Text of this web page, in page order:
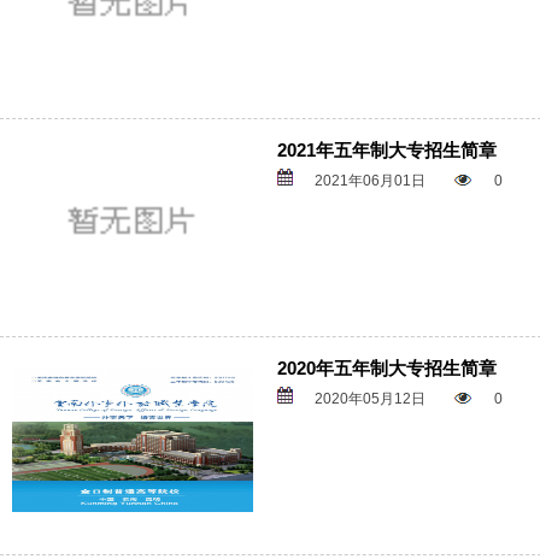
2021年五年制大专招生简章
2021年06月01日 0
2020年五年制大专招生简章
2020年05月12日 0